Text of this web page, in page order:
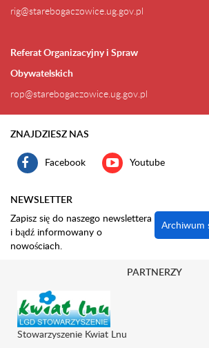
rig@starebogaczowice.ug.gov.pl
Referat Organizacyjny i Spraw
Obywatelskich
rop@starebogaczowice.ug.gov.pl
ZNAJDZIESZ NAS
Facebook Youtube
NEWSLETTER
Zapisz się do naszego newslettera
i bądź informowany o
nowościach.
Archiwum
PARTNERZY
Stowarzyszenie Kwiat Lnu